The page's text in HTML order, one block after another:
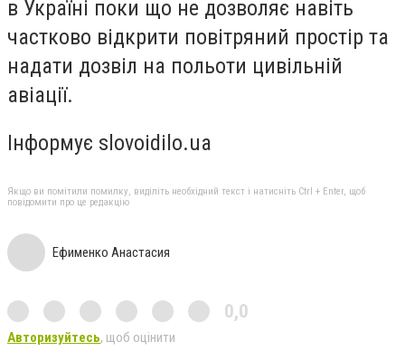
в Україні поки що не дозволяє навіть
частково відкрити повітряний простір та
надати дозвіл на польоти цивільній
авіації.
Інформує slovoidilo.ua
Якщо ви помітили помилку, виділіть необхідний текст і натисніть Ctrl + Enter, щоб
повідомити про це редакцію
Ефименко Анастасия
0,0
Авторизуйтесь, щоб оцінити